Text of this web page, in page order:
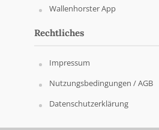
Wallenhorster App
Rechtliches
Impressum
Nutzungsbedingungen / AGB
Datenschutzerklärung